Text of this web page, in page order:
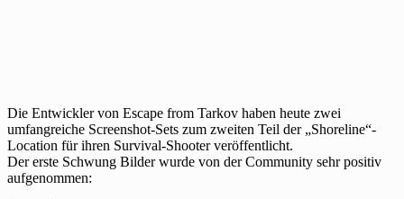
Die Entwickler von Escape from Tarkov haben heute zwei
umfangreiche Screenshot-Sets zum zweiten Teil der „Shoreline“-
Location für ihren Survival-Shooter veröffentlicht.
Der erste Schwung Bilder wurde von der Community sehr positiv
aufgenommen: